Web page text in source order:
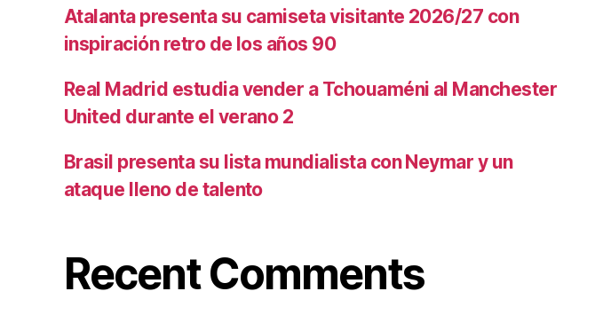
Atalanta presenta su camiseta visitante 2026/27 con
inspiración retro de los años 90
Real Madrid estudia vender a Tchouaméni al Manchester
United durante el verano 2
Brasil presenta su lista mundialista con Neymar y un
ataque lleno de talento
Recent Comments